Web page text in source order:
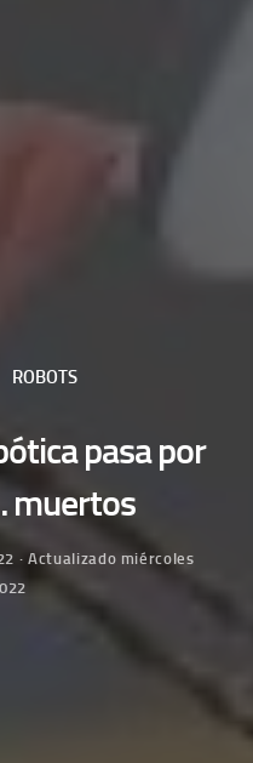
ROBOTS
pasa por
muertos
· Actualizado miércoles